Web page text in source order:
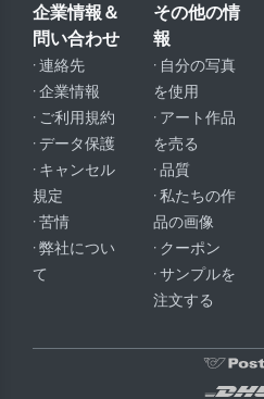
企業情報＆
問い合わせ
· 連絡先
· 企業情報
· ご利用規約
· データ保護
· キャンセル
規定
· 苦情
· 弊社につい
て
その他の情
報
· 自分の写真
を使用
· アート作品
を売る
· 品質
· 私たちの作
品の画像
· クーポン
· サンプルを
注文する